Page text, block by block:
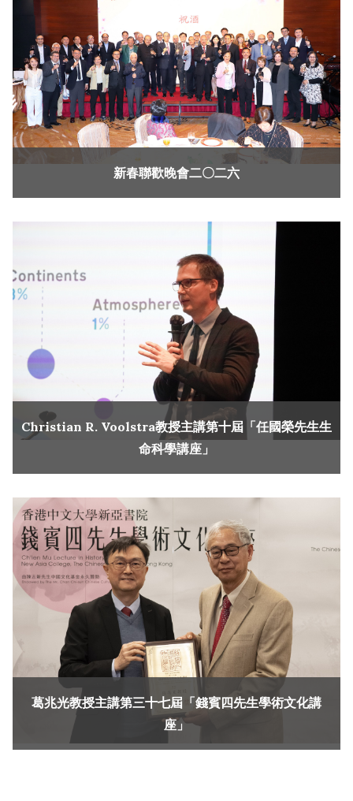
新春聯歡晚會二〇二六
Christian R. Voolstra教授主講第十屆「任國榮先生生
命科學講座」
葛兆光教授主講第三十七屆「錢賓四先生學術文化講
座」